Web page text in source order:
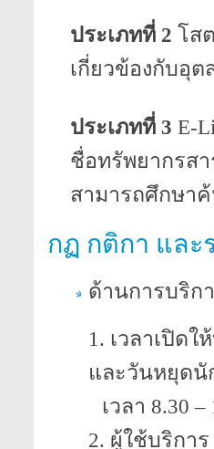
ประเภทที่ 2 โส
เกี่ยวข้องกับอุ
ประเภทที่ 3 E-
ชื่อทรัพยากรส
สามารถศึกษา
กฏ กติกา และ
ด้านการบริก
1. เวลาเปิด
และวันหยุด
เวลา 8.30
2. ผู้ใช้บริกา